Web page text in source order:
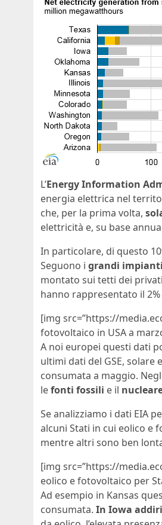
L’Energy Information
energia elettrica nel
che, per la prima volta,
elettricità e, su base
In particolare, di questo
Seguono i grandi
montato sui tetti dei
hanno rappresentato il
[img src=”https://
fotovoltaico in USA a
A noi europei questi dati
ultimi dati del GSE, solare
consumata a maggio.
lefonti fossili e il
Se analizziamo i dati EIA
alcuni Stati in cui eolico e
mentre altri sono ben
[img src=”https://
eolico e fotovoltaico per
Ad esempio in Kansas
consumata. In Iowa